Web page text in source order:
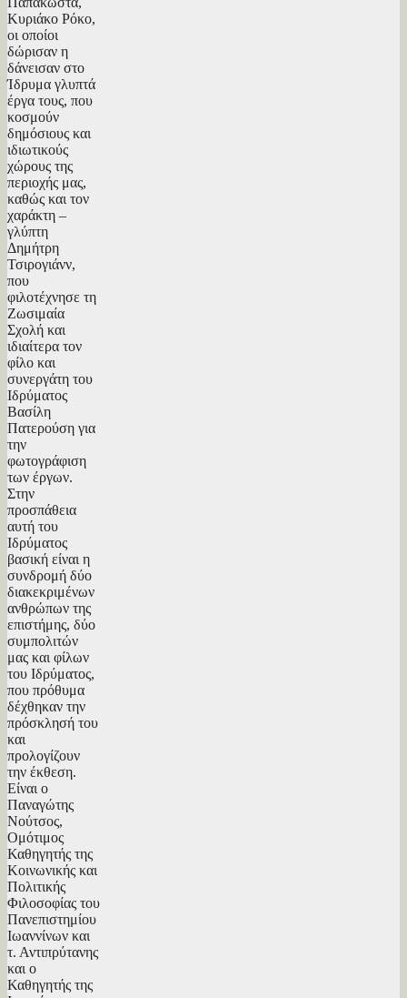
Κυριάκο Ρόκο,
οι οποίοι
δώρισαν η
δάνεισαν στο
Ίδρυμα γλυπτά
έργα τους, που
κοσμούν
δημόσιους και
ιδιωτικούς
χώρους της
περιοχής μας,
καθώς και τον
χαράκτη –
γλύπτη
Δημήτρη
Τσιρογιάνν,
που
φιλοτέχνησε τη
Ζωσιμαία
Σχολή και
ιδιαίτερα τον
φίλο και
συνεργάτη του
Ιδρύματος
Βασίλη
Πατερούση για
την
φωτογράφιση
των έργων.
Στην
προσπάθεια
αυτή του
Ιδρύματος
βασική είναι η
συνδρομή δύο
διακεκριμένων
ανθρώπων της
επιστήμης, δύο
συμπολιτών
μας και φίλων
του Ιδρύματος,
που πρόθυμα
δέχθηκαν την
πρόσκλησή του
και
προλογίζουν
την έκθεση.
Είναι ο
Παναγώτης
Νούτσος,
Ομότιμος
Καθηγητής της
Κοινωνικής και
Πολιτικής
Φιλοσοφίας του
Πανεπιστημίου
Ιωαννίνων και
τ. Αντιπρύτανης
και ο
Καθηγητής της